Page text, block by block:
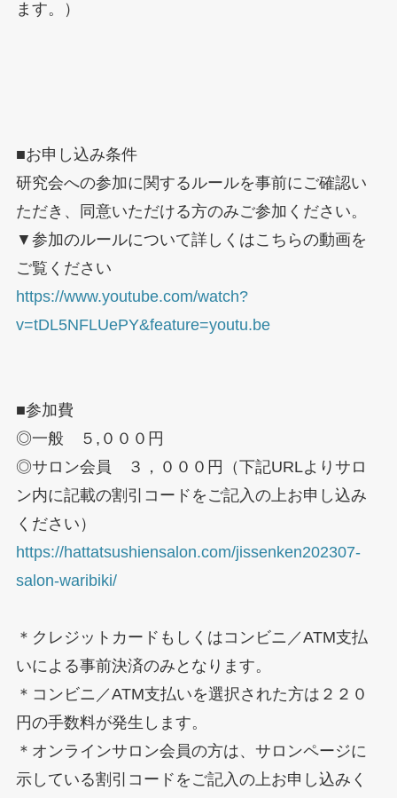
ます。）
■お申し込み条件
研究会への参加に関するルールを事前にご確認い
ただき、同意いただける方のみご参加ください。
▼参加のルールについて詳しくはこちらの動画を
ご覧ください
https://www.youtube.com/watch?
v=tDL5NFLUePY&feature=youtu.be
■参加費
◎一般 ５,０００円
◎サロン会員 ３，０００円（下記URLよりサロ
ン内に記載の割引コードをご記入の上お申し込み
ください）
https://hattatsushiensalon.com/jissenken202307-
salon-waribiki/
＊クレジットカードもしくはコンビニ／ATM支払
いによる事前決済のみとなります。
＊コンビニ／ATM支払いを選択された方は２２０
円の手数料が発生します。
＊オンラインサロン会員の方は、サロンページに
示している割引コードをご記入の上お申し込みく